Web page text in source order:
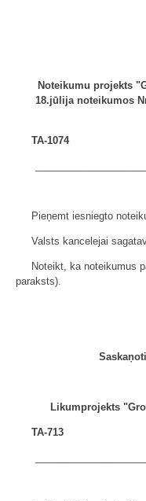
Noteikumu projekts
18.jūlija noteikumos
TA-1074
Pieņemt iesniegto
Valsts kancelejai
Noteikt, ka noteikumus
paraksts).
Likumprojekts
TA-713